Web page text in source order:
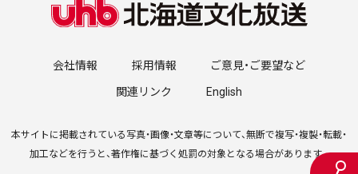
会社情報 採用情報 ご意見・ご要望など
関連リンク English
本サイトに掲載されている写真・画像・文章等について、無断で複写・複製・転載・
加工などを行うと、著作権に基づく処罰の対象となる場合があります。